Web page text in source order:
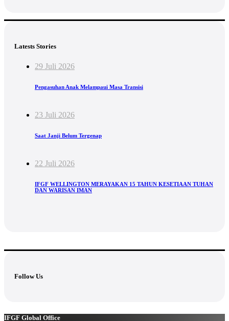
Latests Stories
29 Juli 2026
Pengasuhan Anak Melampaui Masa Transisi
23 Juli 2026
Saat Janji Belum Tergenap
22 Juli 2026
IFGF WELLINGTON MERAYAKAN 15 TAHUN KESETIAAN TUHAN
DAN WARISAN IMAN
Follow Us
IFGF Global Office